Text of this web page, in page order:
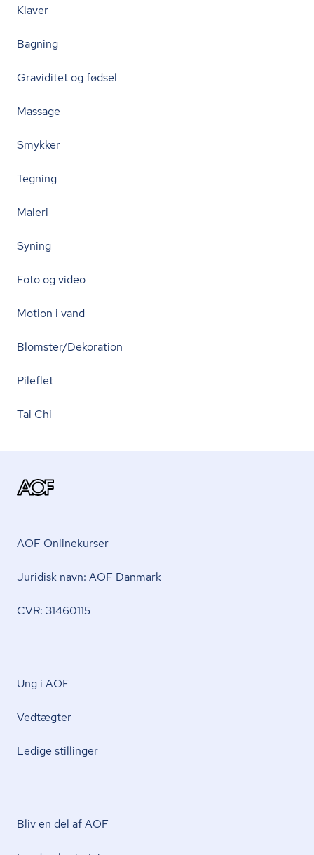
Klaver
Bagning
Graviditet og fødsel
Massage
Smykker
Tegning
Maleri
Syning
Foto og video
Motion i vand
Blomster/Dekoration
Pileflet
Tai Chi
AOF Onlinekurser
Juridisk navn: AOF Danmark
CVR: 31460115
Ung i AOF
Vedtægter
Ledige stillinger
Bliv en del af AOF